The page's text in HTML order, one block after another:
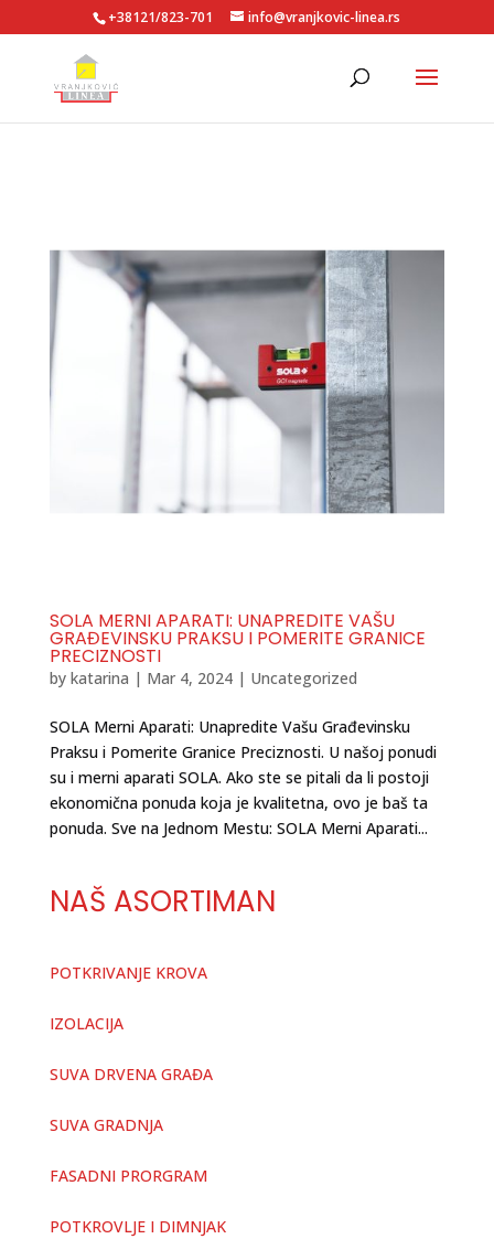
+38121/823-701 info@vranjkovic-linea.rs
SOLA MERNI APARATI: UNAPREDITE VAŠU
GRAĐEVINSKU PRAKSU I POMERITE GRANICE
PRECIZNOSTI
by katarina | Mar 4, 2024| Uncategorized
SOLA Merni Aparati: Unapredite Vašu Građevinsku
Praksu i Pomerite Granice Preciznosti. U našoj ponudi
su i merni aparati SOLA. Ako ste se pitali da li postoji
ekonomična ponuda koja je kvalitetna, ovo je baš ta
ponuda. Sve na Jednom Mestu: SOLA Merni Aparati...
NAŠ ASORTIMAN
POTKRIVANJE KROVA
IZOLACIJA
SUVA DRVENA GRAĐA
SUVA GRADNJA
FASADNI PRORGRAM
POTKROVLJE I DIMNJAK